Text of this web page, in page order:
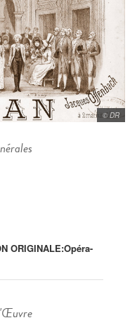
© DR
ORIGINALE:Opéra-